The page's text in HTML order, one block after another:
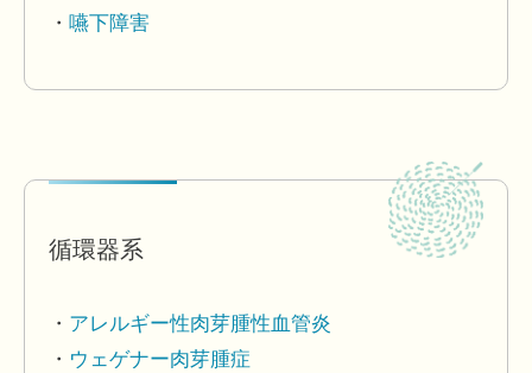
嚥下障害
循環器系
アレルギー性肉芽腫性血管炎
ウェゲナー肉芽腫症